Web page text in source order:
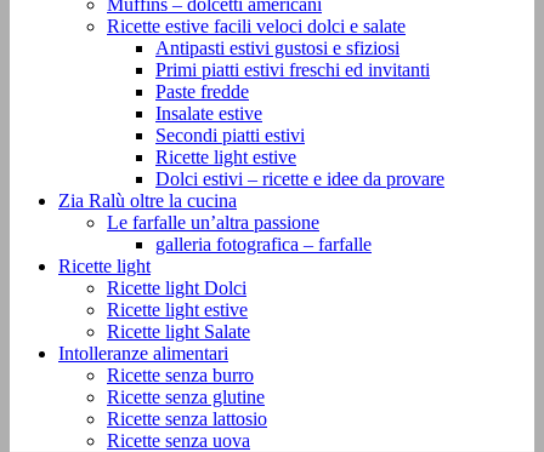
Muffins – dolcetti americani
Ricette estive facili veloci dolci e salate
Antipasti estivi gustosi e sfiziosi
Primi piatti estivi freschi ed invitanti
Paste fredde
Insalate estive
Secondi piatti estivi
Ricette light estive
Dolci estivi – ricette e idee da provare
Zia Ralù oltre la cucina
Le farfalle un’altra passione
galleria fotografica – farfalle
Ricette light
Ricette light Dolci
Ricette light estive
Ricette light Salate
Intolleranze alimentari
Ricette senza burro
Ricette senza glutine
Ricette senza lattosio
Ricette senza uova